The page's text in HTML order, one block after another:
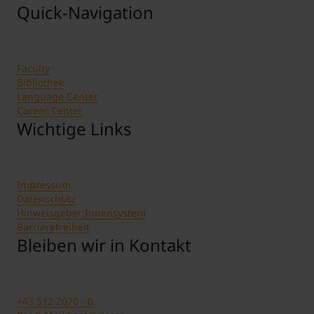
Quick-Navigation
Faculty
Bibliothek
Language Center
Career Center
Wichtige Links
Impressum
Datenschutz
Hinweisgeber:Innensystem
Barrierefreiheit
Bleiben wir in Kontakt
+43 512 2070 - 0